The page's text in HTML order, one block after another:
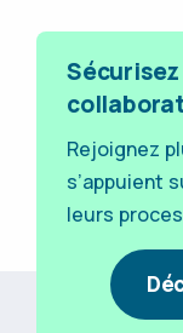
Rejoignez
s’appuient
leurs